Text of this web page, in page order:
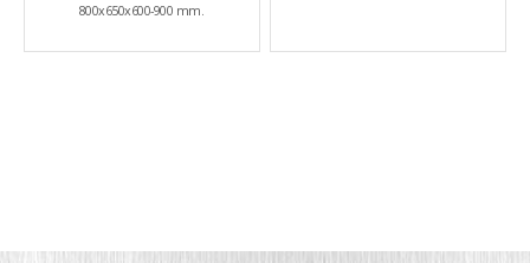
800x650x600-900 mm.